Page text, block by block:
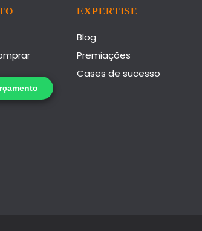
EXPERTISE
Blog
Premiações
Cases de sucesso